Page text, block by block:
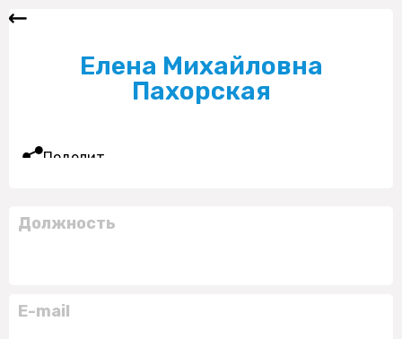
Елена Михайловна
Пахорская
Поделиться
Должность
E-mail